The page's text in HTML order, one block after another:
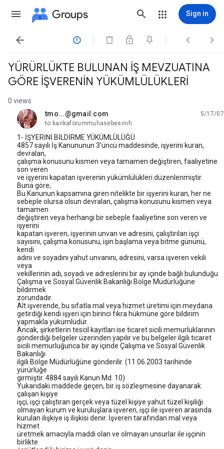
Groups Sign in
   
YÜRÜRLÜKTE BULUNAN İŞ MEVZUATINA
GÖRE İŞVERENİN YÜKÜMLÜLÜKLERİ
0 views
tmo...@gmail.com
unread,
5/17/07
to kankaforummuhasebesınıfı
1- İŞYERİNİ BİLDİRME YÜKÜMLÜLÜĞÜ
4857 sayılı İş Kanununun 3'üncü maddesinde, işyerini kuran,
devralan,
çalışma konusunu kısmen veya tamamen değiştiren, faaliyetine
son veren
ve işyerini kapatan işverenin yükümlülükleri düzenlenmiştir.
Buna göre;
Bu Kanunun kapsamına giren nitelikte bir işyerini kuran, her ne
sebeple olursa olsun devralan, çalışma konusunu kısmen veya
tamamen
değiştiren veya herhangi bir sebeple faaliyetine son veren ve
işyerini
kapatan işveren, işyerinin unvan ve adresini, çalıştırılan işçi
sayısını, çalışma konusunu, işin başlama veya bitme gününü,
kendi
adını ve soyadını yahut unvanını, adresini, varsa işveren vekili
veya
vekillerinin adı, soyadı ve adreslerini bir ay içinde bağlı bulunduğu
Çalışma ve Sosyal Güvenlik Bakanlığı Bölge Müdürlüğüne
bildirmek
zorundadır.
Alt işverende, bu sıfatla mal veya hizmet üretimi için meydana
getirdiği kendi işyeri için birinci fıkra hükmüne göre bildirim
yapmakla yükümlüdür.
Ancak, şirketlerin tescil kayıtları ise ticaret sicili memurluklarının
gönderdiği belgeler üzerinden yapılır ve bu belgeler ilgili ticaret
sicili memurluğunca bir ay içinde Çalışma ve Sosyal Güvenlik
Bakanlığı
ilgili Bölge Müdürlüğüne gönderilir. (11.06.2003 tarihinde
yürürlüğe
girmiştir. 4884 sayılı Kanun Md. 10)
Yukarıdaki maddede geçen, bir iş sözleşmesine dayanarak
çalışan kişiye
işçi, işçi çalıştıran gerçek veya tüzel kişiye yahut tüzel kişiliği
olmayan kurum ve kuruluşlara işveren, işçi ile işveren arasında
kurulan ilişkiye iş ilişkisi denir. İşveren tarafından mal veya
hizmet
üretmek amacıyla maddi olan ve olmayan unsurlar ile işçinin
birlikte